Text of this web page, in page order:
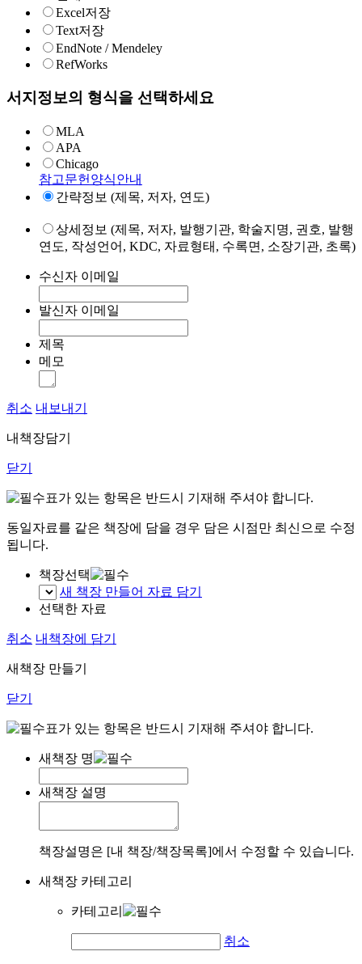
Excel저장
Text저장
EndNote / Mendeley
RefWorks
서지정보의 형식을 선택하세요
MLA
APA
Chicago
참고문헌양식안내
간략정보 (제목, 저자, 연도)
상세정보 (제목, 저자, 발행기관, 학술지명, 권호, 발행
연도, 작성언어, KDC, 자료형태, 수록면, 소장기관, 초록)
수신자 이메일
발신자 이메일
제목
메모
취소 내보내기
내책장담기
닫기
표가 있는 항목은 반드시 기재해 주셔야 합니다.
동일자료를 같은 책장에 담을 경우 담은 시점만 최신으로 수정
됩니다.
책장선택
새 책장 만들어 자료 담기
선택한 자료
취소 내책장에 담기
새책장 만들기
닫기
표가 있는 항목은 반드시 기재해 주셔야 합니다.
새책장 명
새책장 설명
책장설명은 [내 책장/책장목록]에서 수정할 수 있습니다.
새책장 카테고리
카테고리
취소